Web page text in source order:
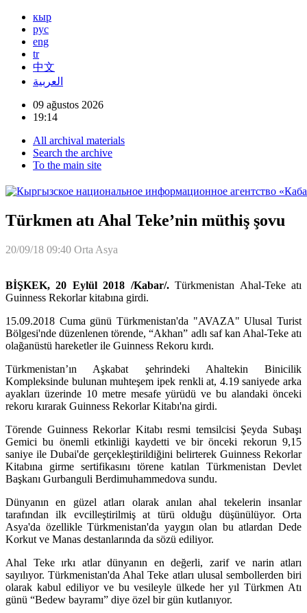
кыр
рус
eng
tr
中文
العربية
09 ağustos 2026
19:14
All archival materials
Search the archive
To the main site
Türkmen atı Ahal Teke’nin müthiş şovu
20/09/18 09:40 Orta Asya
BİŞKEK, 20 Eylül 2018 /Kabar/.Türkmenistan Ahal-Teke atı
Guinness Rekorlar kitabına girdi.
15.09.2018 Cuma günü Türkmenistan'da "AVAZA" Ulusal Turist
Bölgesi'nde düzenlenen törende, “Akhan” adlı saf kan Ahal-Teke atı
olağanüstü hareketler ile Guinness Rekoru kırdı.
Türkmenistan’ın Aşkabat şehrindeki Ahaltekin Binicilik
Kompleksinde bulunan muhteşem ipek renkli at, 4.19 saniyede arka
ayakları üzerinde 10 metre mesafe yürüdü ve bu alandaki önceki
rekoru kırarak Guinness Rekorlar Kitabı'na girdi.
Törende Guinness Rekorlar Kitabı resmi temsilcisi Şeyda Subaşı
Gemici bu önemli etkinliği kaydetti ve bir önceki rekorun 9,15
saniye ile Dubai'de gerçekleştirildiğini belirterek Guinness Rekorlar
Kitabına girme sertifikasını törene katılan Türkmenistan Devlet
Başkanı Gurbanguli Berdimuhammedova sundu.
Dünyanın en güzel atları olarak anılan ahal tekelerin insanlar
tarafından ilk evcilleştirilmiş at türü olduğu düşünülüyor. Orta
Asya'da özellikle Türkmenistan'da yaygın olan bu atlardan Dede
Korkut ve Manas destanlarında da sözü ediliyor.
Ahal Teke ırkı atlar dünyanın en değerli, zarif ve narin atları
sayılıyor. Türkmenistan'da Ahal Teke atları ulusal sembollerden biri
olarak kabul ediliyor ve bu vesileyle ülkede her yıl Türkmen Atı
günü “Bedew bayramı” diye özel bir gün kutlanıyor.